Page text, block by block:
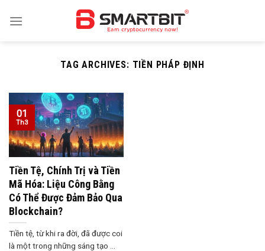
TAG ARCHIVES: TIỀN PHÁP ĐỊNH
Tiền Tệ, Chính Trị và Tiền
Mã Hóa: Liệu Công Bằng
Có Thể Được Đảm Bảo Qua
Blockchain?
Tiền tệ, từ khi ra đời, đã được coi
là một trong những sáng tạo ...
01
Th3